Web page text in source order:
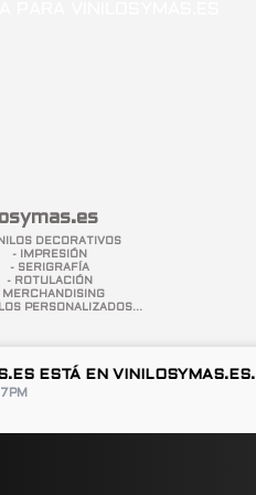
DECORATIVOS
- IMPRESIÓN
- SERIGRAFÍA
- ROTULACIÓN
MERCHANDISING
PERSONALIZADOS...
ESTÁ EN VINILOSYMAS.ES.